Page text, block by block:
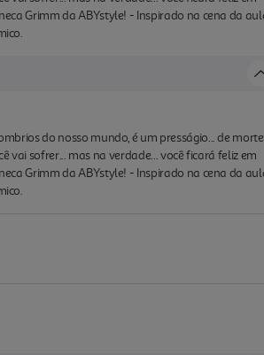
Grimm da ABYstyle! - Inspirado na cena da
do nosso mundo, é um presságio... de
vai sofrer... mas na verdade... você ficará feliz em
Grimm da ABYstyle! - Inspirado na cena da